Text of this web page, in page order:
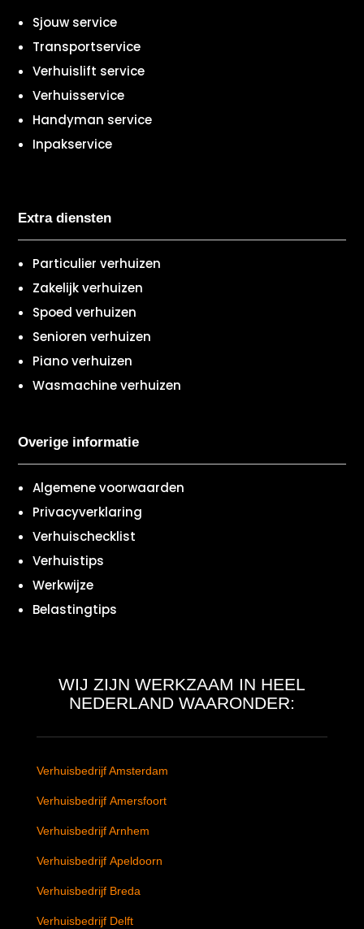
Sjouw service
Transportservice
Verhuislift service
Verhuisservice
Handyman service
Inpakservice
Extra diensten
Particulier verhuizen
Zakelijk verhuizen
Spoed verhuizen
Senioren verhuizen
Piano verhuizen
Wasmachine verhuizen
Overige informatie
Algemene voorwaarden
Privacyverklaring
Verhuischecklist
Verhuistips
Werkwijze
Belastingtips
WIJ ZIJN WERKZAAM IN HEEL
NEDERLAND WAARONDER:
Verhuisbedrijf Amsterdam
Verhuisbedrijf Amersfoort
Verhuisbedrijf Arnhem
Verhuisbedrijf Apeldoorn
Verhuisbedrijf Breda
Verhuisbedrijf Delft